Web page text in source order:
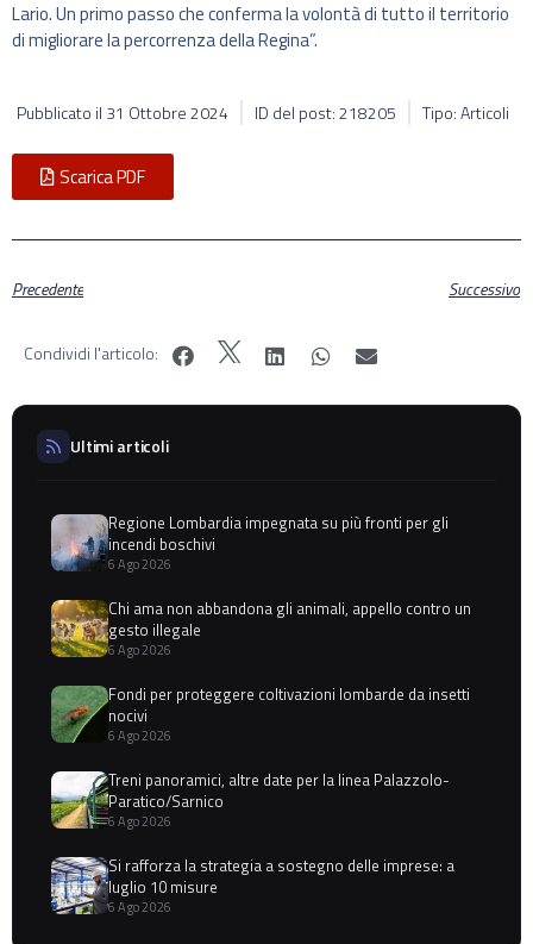
Lario. Un primo passo che conferma la volontà di tutto il territorio
di migliorare la percorrenza della Regina”.
Pubblicato il 31 Ottobre 2024 ID del post: 218205 Tipo: Articoli
Scarica PDF
Precedente Successivo
Condividi l'articolo:
Ultimi articoli
Regione Lombardia impegnata su più fronti per gli
incendi boschivi
6 Ago 2026
Chi ama non abbandona gli animali, appello contro un
gesto illegale
6 Ago 2026
Fondi per proteggere coltivazioni lombarde da insetti
nocivi
6 Ago 2026
Treni panoramici, altre date per la linea Palazzolo-
Paratico/Sarnico
6 Ago 2026
Si rafforza la strategia a sostegno delle imprese: a
luglio 10 misure
6 Ago 2026